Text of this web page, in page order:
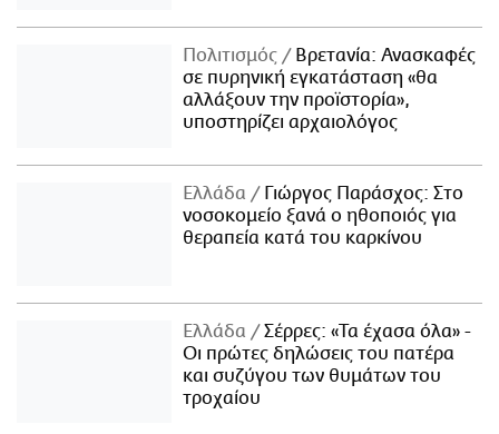
Πολιτισμός
Βρετανία: Ανασκαφές
σε πυρηνική εγκατάσταση «θα
αλλάξουν την προϊστορία»,
υποστηρίζει αρχαιολόγος
Ελλάδα
Γιώργος Παράσχος: Στο
νοσοκομείο ξανά ο ηθοποιός για
θεραπεία κατά του καρκίνου
Ελλάδα
Σέρρες: «Τα έχασα όλα» -
Οι πρώτες δηλώσεις του πατέρα
και συζύγου των θυμάτων του
τροχαίου